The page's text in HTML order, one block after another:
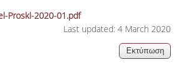
Proskl-2020-01.pdf
Last updated: 4 March 2020